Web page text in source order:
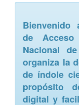
Bienvenido
de
Nacional
organiza la
de índole
propósito
digital y